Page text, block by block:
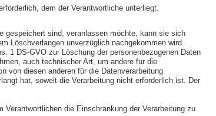
dem der Verantwortliche unterliegt.
gespeichert sind, veranlassen möchte, kann sie sich
Löschverlangen unverzüglich nachgekommen wird.
1 DS-GVO zur Löschung der personenbezogenen Daten
auch technischer Art, um andere für die
von diesen anderen für die Datenverarbeitung
hat, soweit die Verarbeitung nicht erforderlich ist. Der
die Einschränkung der Verarbeitung zu